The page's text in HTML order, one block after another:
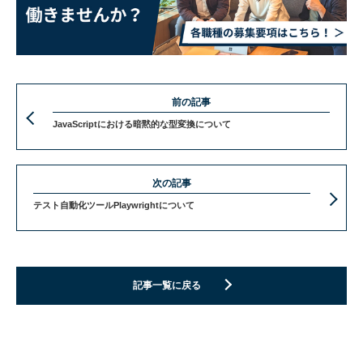
前の記事
JavaScriptにおける暗黙的な型変換について
次の記事
テスト自動化ツールPlaywrightについて
記事一覧に戻る